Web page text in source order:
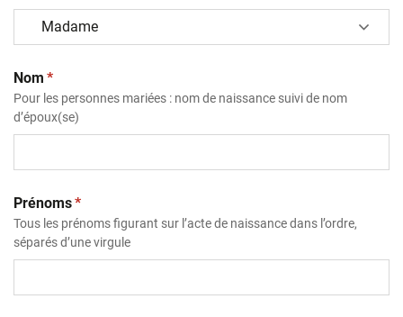
Nom (obligatoire)
*
Pour les personnes mariées : nom de naissance suivi de nom
d’époux(se)
Prénoms(obligatoire)
*
Tous les prénoms figurant sur l’acte de naissance dans l’ordre,
séparés d’une virgule